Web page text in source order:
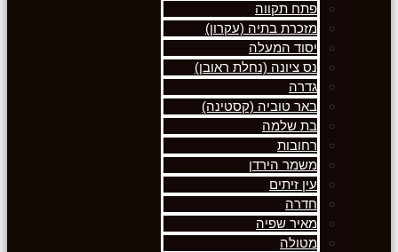
פתח תקווה
מזכרת בתיה (עקרון)
יסוד המעלה
נס ציונה (נחלת ראובן)
גדרה
באר טוביה (קסטינה)
בת שלמה
רחובות
משמר הירדן
עין זיתים
חדרה
מאיר שפיה
מטולה